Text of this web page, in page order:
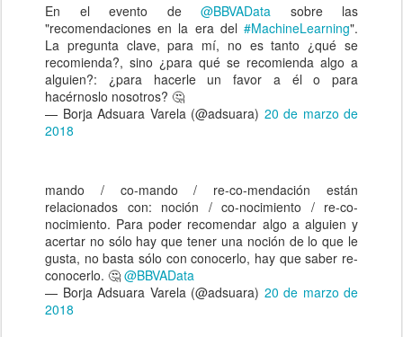
En el evento de @BBVAData sobre las
"recomendaciones en la era del #MachineLearning".
La pregunta clave, para mí, no es tanto ¿qué se
recomienda?, sino ¿para qué se recomienda algo a
alguien?: ¿para hacerle un favor a él o para
hacérnoslo nosotros? 🤔
— Borja Adsuara Varela (@adsuara) 20 de marzo de
2018
mando / co-mando / re-co-mendación están
relacionados con: noción / co-nocimiento / re-co-
nocimiento. Para poder recomendar algo a alguien y
acertar no sólo hay que tener una noción de lo que le
gusta, no basta sólo con conocerlo, hay que saber re-
conocerlo. 🤔 @BBVAData
— Borja Adsuara Varela (@adsuara) 20 de marzo de
2018